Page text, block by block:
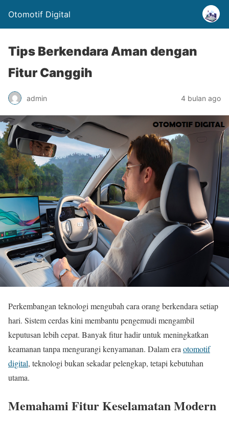
Otomotif Digital
Tips Berkendara Aman dengan
Fitur Canggih
admin 4 bulan ago
Perkembangan teknologi mengubah cara orang berkendara setiap
hari. Sistem cerdas kini membantu pengemudi mengambil
keputusan lebih cepat. Banyak fitur hadir untuk meningkatkan
keamanan tanpa mengurangi kenyamanan. Dalam era otomotif
digital, teknologi bukan sekadar pelengkap, tetapi kebutuhan
utama.
Memahami Fitur Keselamatan Modern